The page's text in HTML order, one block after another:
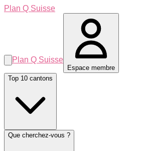
Plan Q Suisse
Plan Q Suisse
Espace membre
Top 10 cantons
Que cherchez-vous ?